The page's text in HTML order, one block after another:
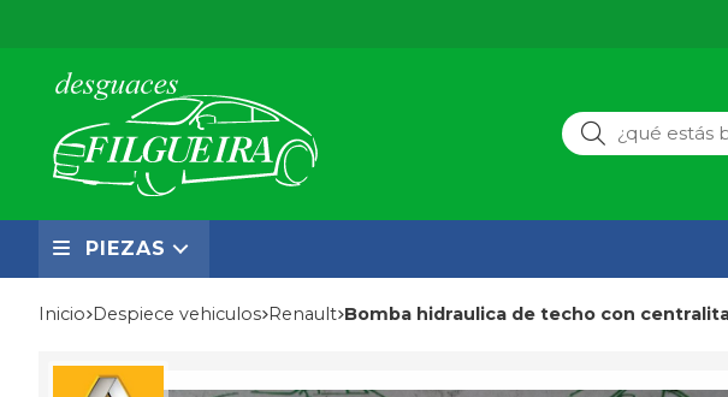
Buscar
PIEZAS
Inicio despiece vehiculos renault Bomba hidraulica de techo con